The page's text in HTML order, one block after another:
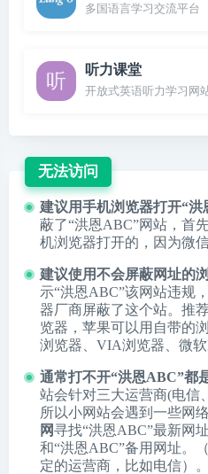
多国语言学习交流平台
听力课堂
开放式英语听力学习网
无法访问
建议用手机浏览器打开“洪
蔽了“洪恩ABC”网站，首
机浏览器打开的，因为微
建议使用不会屏蔽网址的浏
示“洪恩ABC”该网站违规
器厂商屏蔽了这个站。推
览器，苹果可以用自带的
浏览器
VIA浏览器 微
通常打不开“洪恩ABC”都
站会针对三大运营商(电信
所以小网站会遇到一些网
网寻找“洪恩ABC”最新网
和“洪恩ABC”备用网址。
定的运营商，比如电信）